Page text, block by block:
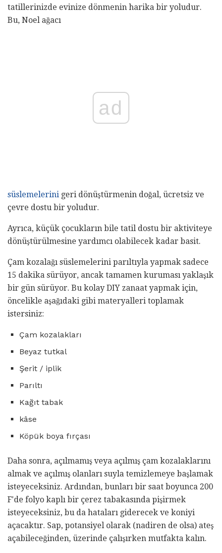
tatillerinizde evinize dönmenin harika bir yoludur.
Bu, Noel ağacı
ad
süslemelerini geri dönüştürmenin doğal, ücretsiz ve
çevre dostu bir yoludur.
Ayrıca, küçük çocukların bile tatil dostu bir aktiviteye
dönüştürülmesine yardımcı olabilecek kadar basit.
Çam kozalağı süslemelerini parıltıyla yapmak sadece
15 dakika sürüyor, ancak tamamen kuruması yaklaşık
bir gün sürüyor. Bu kolay DIY zanaat yapmak için,
öncelikle aşağıdaki gibi materyalleri toplamak
istersiniz:
Çam kozalakları
Beyaz tutkal
Şerit / iplik
Parıltı
Kağıt tabak
kâse
Köpük boya fırçası
Daha sonra, açılmamış veya açılmış çam kozalaklarını
almak ve açılmış olanları suyla temizlemeye başlamak
isteyeceksiniz. Ardından, bunları bir saat boyunca 200
F'de folyo kaplı bir çerez tabakasında pişirmek
isteyeceksiniz, bu da hataları giderecek ve koniyi
açacaktır. Sap, potansiyel olarak (nadiren de olsa) ateş
açabileceğinden, üzerinde çalışırken mutfakta kalın.